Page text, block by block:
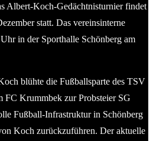
Albert-Koch-Gedächtnisturnier findet
statt. Das vereinsinterne
in der Sporthalle Schönberg am
blühte die Fußballsparte des TSV
FC Krummbek zur Probsteier SG
Fußball-Infrastruktur in Schönberg
Koch zurückzuführen. Der aktuelle